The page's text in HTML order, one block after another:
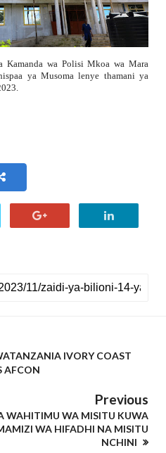
Kamanda wa Polisi Mkoa wa Mara
ya Musoma lenye thamani ya
IVORY COAST
AFCON
Previous
WAHITIMU WA MISITU KUWA
WA HIFADHI NA MISITU
NCHINI